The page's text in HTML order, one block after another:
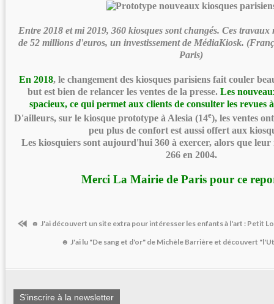
Entre 2018 et mi 2019, 360 kiosques sont changés. Ces
de 52 millions d'euros, un investissement de MédiaKiosk. (
Paris)
En 2018, le changement des kiosques parisiens fait couler
but est bien de relancer les ventes de la presse.Les
spacieux, ce qui permet aux clients de consulter les
D'ailleurs, sur le kiosque prototype à Alesia (14e), les ventes
peu plus de confort est aussi offert aux
Les kiosquiers sont aujourd'hui 360 à exercer, alors que
266 en 2004.
Merci La Mairie de Paris pour ce
☻ J'ai découvert un site extra pour intéresser les enfants à l'art : Petit
☻ J'ai lu "De sang et d'or" de Michèle Barrière et découvert
S'inscrire à la newsletter